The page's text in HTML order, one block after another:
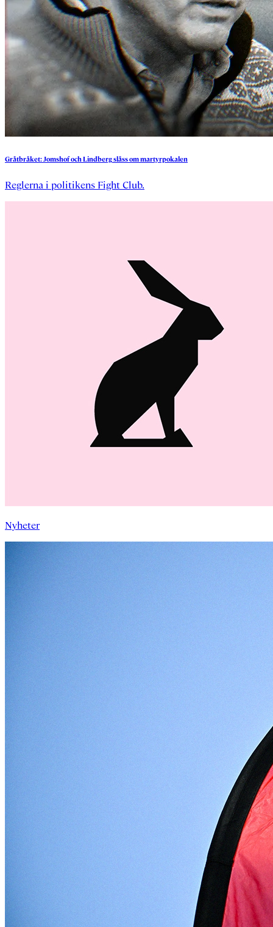
Gråtbråket:JomshofochLindbergslåssommartyrpokalen
Reglerna i politikens Fight Club.
Nyheter